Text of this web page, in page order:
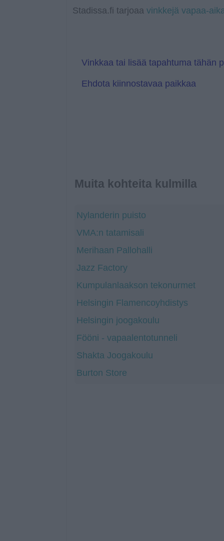
n
r
l
e
l
e
Stadissa.fi tarjoaa vinkkejä vapaa-
Vinkkaa tai lisää tapahtuma tähän
Ehdota kiinnostavaa paikkaa
Muita kohteita kulmilla
Nylanderin puisto
VMA:n tatamisali
Merihaan Pallohalli
Jazz Factory
Kumpulanlaakson tekonurmet
Helsingin Flamencoyhdistys
Helsingin joogakoulu
Fööni - vapaalentotunneli
Shakta Joogakoulu
Burton Store